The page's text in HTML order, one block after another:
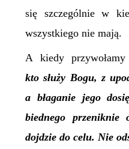
się szczególnie w
wszystkiego nie mają.
A kiedy
kto służy Bogu, z
a błaganie jego
biednego
dojdzie do celu. Nie